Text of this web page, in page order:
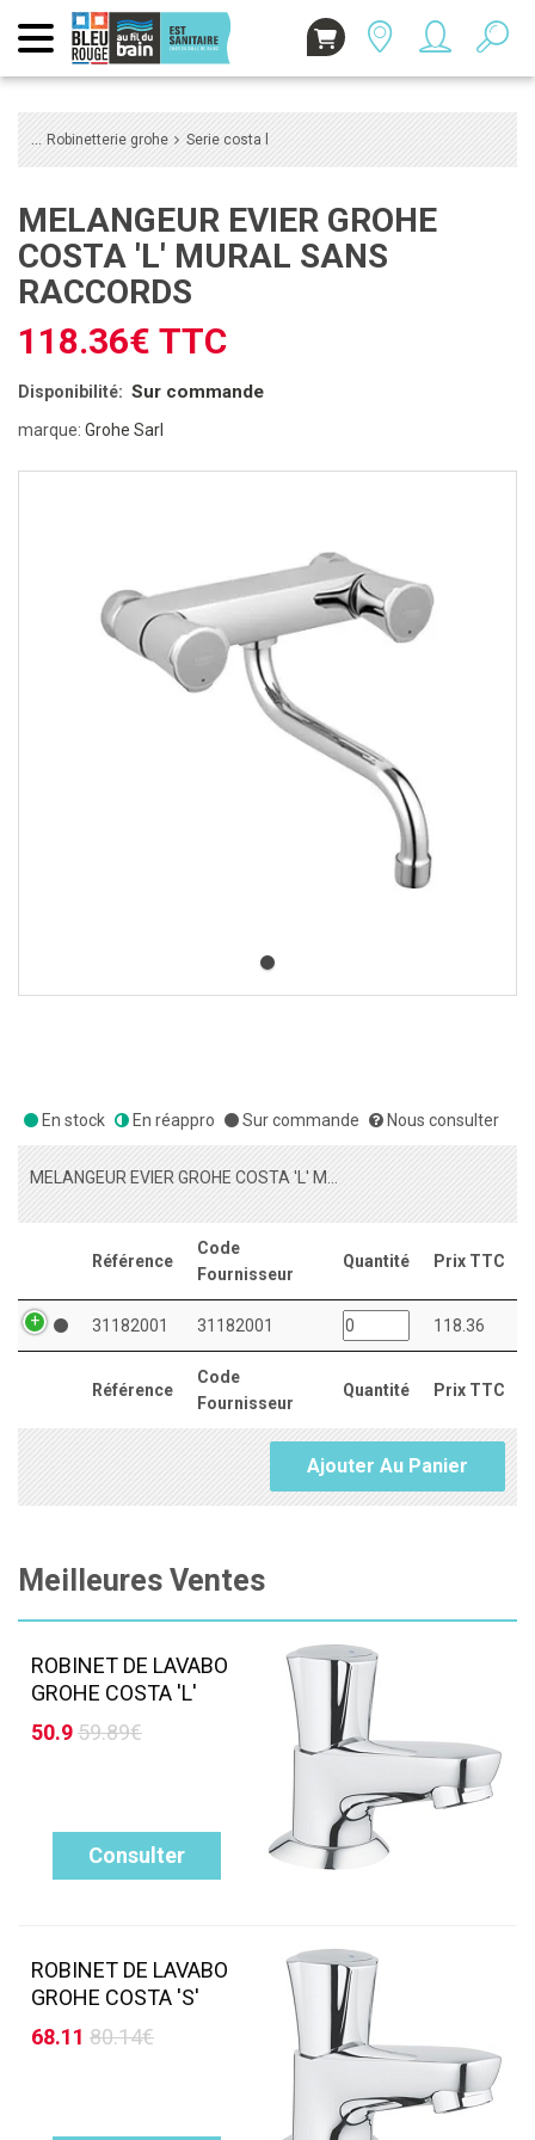
Robinetterie grohe Serie costa l
MELANGEUR EVIER GROHE
COSTA 'L' MURAL SANS
RACCORDS
118.36€ TTC
Disponibilité: Sur commande
marque: Grohe Sarl
En stock En réappro Sur commande Nous consulter
MELANGEUR EVIER GROHE COSTA 'L' MURAL SANS RACCORDS
Référence
Code
Fournisseur
Quantité Prix TTC
Référence
Code
Fournisseur
Quantité Prix TTC
31182001 31182001 118.36
Ajouter Au Panier
Meilleures Ventes
ROBINET DE LAVABO
GROHE COSTA 'L'
50.959.89€
Consulter
ROBINET DE LAVABO
GROHE COSTA 'S'
68.11 80.14€